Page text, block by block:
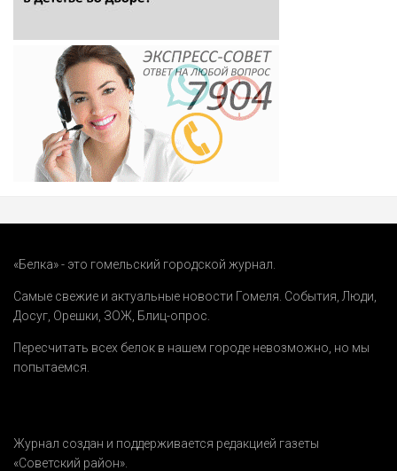
«Белка» - это гомельский городской журнал.
Самые свежие и актуальные новости Гомеля. События Люди
Досуг Орешки ЗОЖ Блиц-опрос
Пересчитать всех белок в нашем городе невозможно, но мы
попытаемся.
Журнал создан и поддерживается редакцией газеты
«Советский район».